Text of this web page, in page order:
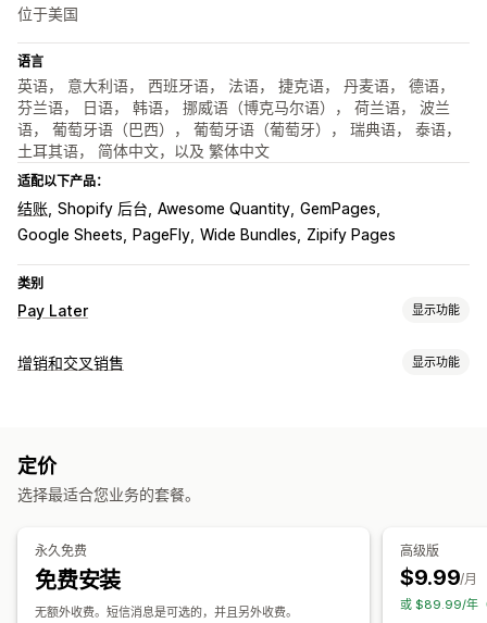
位于美国
语言
英语， 意大利语， 西班牙语， 法语， 捷克语， 丹麦语， 德语，
芬兰语， 日语， 韩语， 挪威语（博克马尔语）， 荷兰语， 波兰
语， 葡萄牙语（巴西）， 葡萄牙语（葡萄牙）， 瑞典语， 泰语，
土耳其语， 简体中文，以及 繁体中文
适配以下产品：
结账 Shopify 后台 Awesome Quantity GemPages
Google Sheets
PageFly Wide Bundles Zipify Pages
类别
Pay Later 显示功能
货到付款管理
表单自定义
拖放式编辑器 自定义字段
转化和增销
交叉销售 折扣
像素跟踪
弃购恢复
增销和交叉销售 显示功能
一键附加服务
自定义 HTML 拖放式编辑器
运输保护 免费赠品 组合购买
套装
数量折扣
批量折扣
定价
选择最适合您业务的套餐。
永久免费
免费安装
无额外收费。短信消息是可选的，并且另外收费。
高级版
$9.99/月
或 $89.99/年